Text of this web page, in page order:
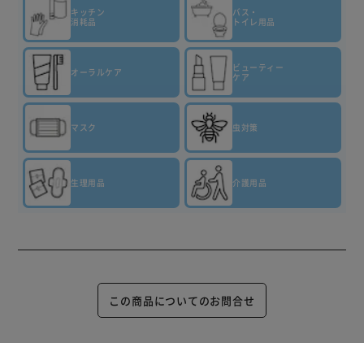
調べ。汚れの度合いにより、汚れ落ちの程度は異なります。
*5 全ての菌の増殖を抑えるわけではありません。 *6 2023
年のアリエール超抗菌プレミアムシリーズ比。
【部屋干しプラス】
NEW 部屋まで！まるごと消臭！*1
これは飲み物ではありません。
使用上の注意：子供の手の届くところに置かない。認知症の
方などの誤飲を防ぐため、置き場所に注意する。用途以外に
使用しない。荒れ性の方や長時間使う場合、また原液で使う
すめします。原液が洗濯機のフタについた時は、水ですぐ拭
ップは常に固く締め、お子様が誤って口にいれないようにし
キッチン
消耗品
バス・
トイレ用品
オーラルケア
ビューティー
ケア
マスク 虫対策
生理用品 介護用品
この商品についてのお問合せ